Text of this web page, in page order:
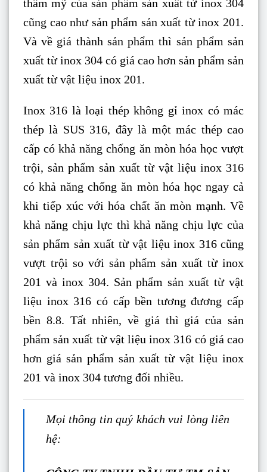
thẩm mỹ của sản phẩm sản xuất từ inox 304
cũng cao như sản phẩm sản xuất từ inox 201.
Và về giá thành sản phẩm thì sản phẩm sản
xuất từ inox 304 có giá cao hơn sản phẩm sản
xuất từ vật liệu inox 201.
Inox 316 là loại thép không gỉ inox có mác
thép là SUS 316, đây là một mác thép cao
cấp có khả năng chống ăn mòn hóa học vượt
trội, sản phẩm sản xuất từ vật liệu inox 316
có khả năng chống ăn mòn hóa học ngay cả
khi tiếp xúc với hóa chất ăn mòn mạnh. Về
khả năng chịu lực thì khả năng chịu lực của
sản phẩm sản xuất từ vật liệu inox 316 cũng
vượt trội so với sản phẩm sản xuất từ inox
201 và inox 304. Sản phẩm sản xuất từ vật
liệu inox 316 có cấp bền tương đương cấp
bền 8.8. Tất nhiên, về giá thì giá của sản
phẩm sản xuất từ vật liệu inox 316 có giá cao
hơn giá sản phẩm sản xuất từ vật liệu inox
201 và inox 304 tương đối nhiều.
Mọi thông tin quý khách vui lòng liên
hệ: